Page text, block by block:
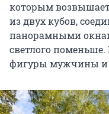
которым
из двух кубов,
панорамными
светлого
фигуры мужчины